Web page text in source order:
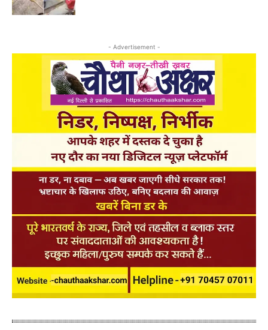
- Advertisement -